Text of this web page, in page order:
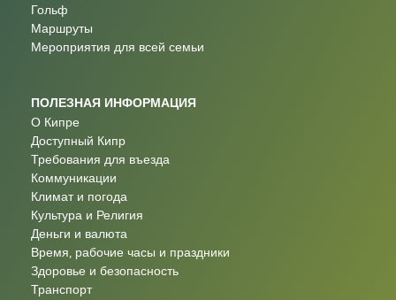
Гольф
Маршруты
Мероприятия для всей семьи
ПОЛЕЗНАЯ ИНФОРМАЦИЯ
О Кипре
Доступный Кипр
Требования для въезда
Коммуникации
Климат и погода
Культура и Религия
Деньги и валюта
Время, рабочие часы и праздники
Здоровье и безопасность
Транспорт